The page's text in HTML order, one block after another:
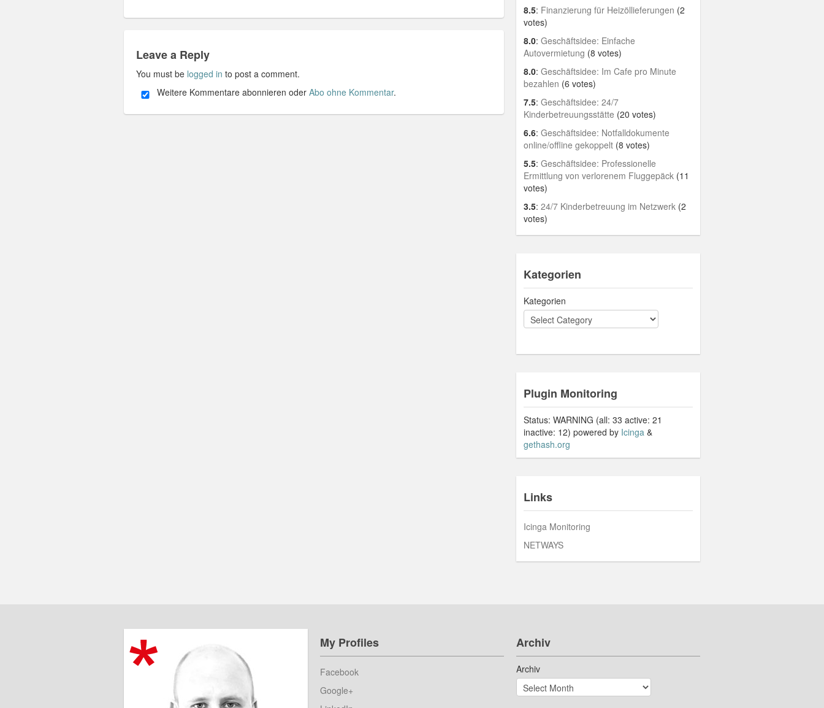
Leave a Reply
You must be logged in to post a comment.
Weitere Kommentare abonnieren oder Abo ohne Kommentar.
8.5: Finanzierung für Heizöllieferungen (2
votes)
8.0: Geschäftsidee: Einfache
Autovermietung (8 votes)
8.0: Geschäftsidee: Im Cafe pro Minute
bezahlen (6 votes)
7.5: Geschäftsidee: 24/7
Kinderbetreuungsstätte (20 votes)
6.6: Geschäftsidee: Notfalldokumente
online/offline gekoppelt (8 votes)
5.5: Geschäftsidee: Professionelle
Ermittlung von verlorenem Fluggepäck (11
votes)
3.5: 24/7 Kinderbetreuung im Netzwerk (2
votes)
Kategorien
Kategorien
Plugin Monitoring
Status: WARNING (all: 33 active: 21
inactive: 12) powered by Icinga &
gethash.org
Links
Icinga Monitoring
NETWAYS
My Profiles
Facebook
Google+
Archiv
Archiv